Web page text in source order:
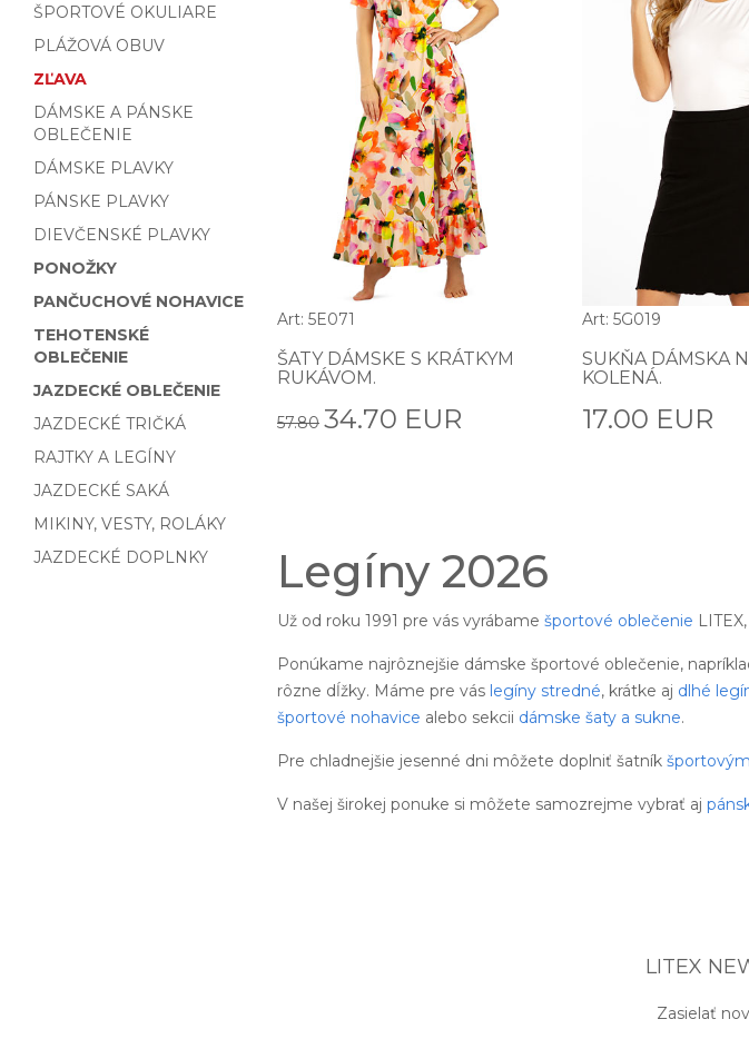
ŠPORTOVÉ OKULIARE
PLÁŽOVÁ OBUV
ZĽAVA
DÁMSKE A PÁNSKE
OBLEČENIE
DÁMSKE PLAVKY
PÁNSKE PLAVKY
DIEVČENSKÉ PLAVKY
PONOŽKY
PANČUCHOVÉ NOHAVICE
TEHOTENSKÉ
OBLEČENIE
JAZDECKÉ OBLEČENIE
JAZDECKÉ TRIČKÁ
RAJTKY A LEGÍNY
JAZDECKÉ SAKÁ
MIKINY, VESTY, ROLÁKY
JAZDECKÉ DOPLNKY
Art: 5E071
ŠATY DÁMSKE S KRÁTKYM
RUKÁVOM.
57.80 34.70 EUR
Art: 5G019
SUKŇA DÁMSKA
KOLENÁ.
17.00 EUR
Legíny 2026
Už od roku 1991 pre vás vyrábame športové oblečenie
Ponúkame najrôznejšie dámske športové oblečenie,
rôzne dĺžky. Máme pre vás legíny stredné, krátke aj dlhé
športové nohavice alebo sekcii dámske šaty a sukne.
Pre chladnejšie jesenné dni môžete doplniť šatník
V našej širokej ponuke si môžete samozrejme vybrať aj
LITEX
Zasielať